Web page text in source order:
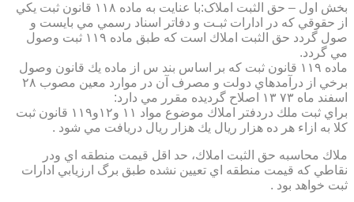
بخش اول – حق الثبت املاک:با عنايت به ماده ۱۱۸ قانون ثبت يكي
از حقوقي كه در ادارات ثبـت و دفاتر اسناد رسمي مي بايست و
صول گردد حق الثبت املاك است كه طبق ماده ۱۱۹ ثبت وصول
مي گردد.
ماده ۱۱۹ قانون ثبت كه بر اساس بند س از ماده يك قانون وصول
برخي از درآمدهاي دولت و مصرف آن در موارد معين مصوب ۲۸
اسفند ماه ۷۳ ۱۳ اصلاح گرديده مقرر مي دارد:
براي ثبت ملك دردفتر املاك موضوع مواد ۱۱ و۱۲و۱۱۹ قانون ثبت
كلا به ازاء هر ده هزار ريال يك هزار ريال دريافت مي شود .
ملاك محاسبه حق الثبت املاك، حد اقل قيمت منطقه اي ودر
نقاطي كه قيمت منطقه اي تعيين نشده طبق برگ ارزيابي ادارات
ثبت خواهد بود .